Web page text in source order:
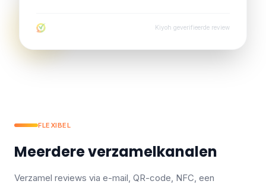
Kiyoh geverifieerde review
FLEXIBEL
Meerdere verzamelkanalen
Verzamel reviews via e-mail, QR-code, NFC, een